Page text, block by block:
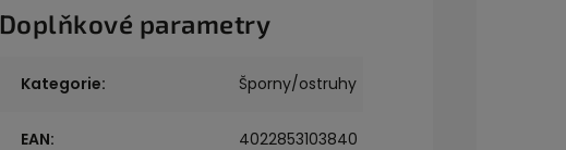
Doplňkové parametry
Kategorie: Šporny/ostruhy
EAN: 4022853103840